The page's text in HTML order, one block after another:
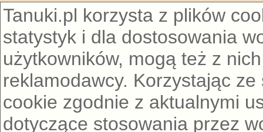
Tanuki.pl korzysta z plików
statystyk i dla dostosowania
użytkowników, mogą też z
reklamodawcy. Korzystając
cookie zgodnie z aktualnymi
dotyczące stosowania przez